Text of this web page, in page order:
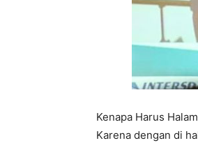
Kenapa Harus
Karena dengan di